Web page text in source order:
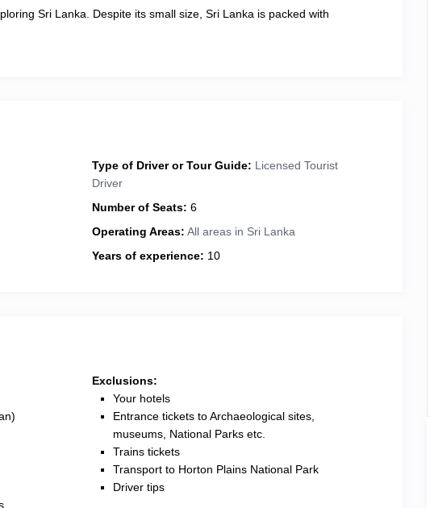
Sri Lanka. Despite its small size, Sri Lanka is packed with
Type of Driver or Tour Guide: Licensed Tourist
Driver
Number of Seats: 6
Operating Areas: All areas in Sri Lanka
Years of experience: 10
Exclusions:
Your hotels
Entrance tickets to Archaeological sites,
museums, National Parks etc.
Trains tickets
Transport to Horton Plains National Park
Driver tips